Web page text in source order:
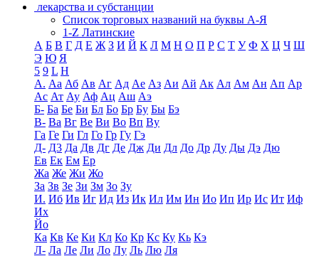
лекарства и субстанции
Список торговых названий на буквы А-Я
1-Z Латинские
А Б В Г Д Е Ж З И Й К Л М Н О П Р С Т У Ф Х Ц Ч Ш
Э Ю Я
5 9 L H
А. Аа Аб Ав Аг Ад Ае Аз Аи Ай Ак Ал Ам Ан Ап Ар
Ас Ат Ау Аф Ац Аш Аэ
Б- Ба Бе Би Бл Бо Бр Бу Бы Бэ
В- Ва Вг Ве Ви Во Вп Ву
Га Ге Ги Гл Го Гр Гу Гэ
Д- Д3 Да Дв Дг Де Дж Ди Дл До Др Ду Ды Дэ Дю
Ев Ек Ем Ер
Жа Же Жи Жо
За Зв Зе Зи Зм Зо Зу
И. Иб Ив Иг Ид Из Ик Ил Им Ин Ио Ип Ир Ис Ит Иф
Их
Йо
Ка Кв Ке Ки Кл Ко Кр Кс Ку Кь Кэ
Л- Ла Ле Ли Ло Лу Ль Лю Ля